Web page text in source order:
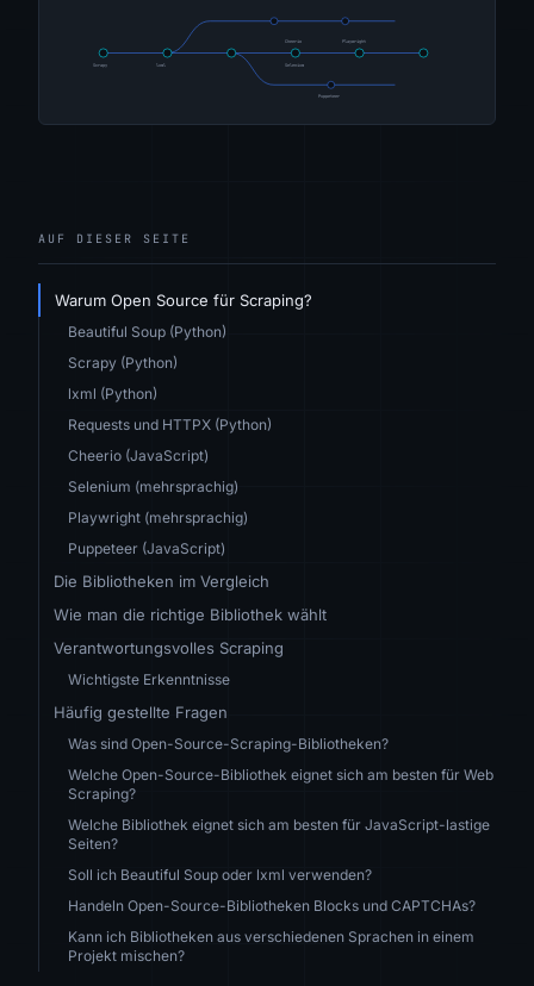
AUF DIESER SEITE
Warum Open Source für Scraping?
Beautiful Soup (Python)
Scrapy (Python)
lxml (Python)
Requests und HTTPX (Python)
Cheerio (JavaScript)
Selenium (mehrsprachig)
Playwright (mehrsprachig)
Puppeteer (JavaScript)
Die Bibliotheken im Vergleich
Wie man die richtige Bibliothek wählt
Verantwortungsvolles Scraping
Wichtigste Erkenntnisse
Häufig gestellte Fragen
Was sind Open-Source-Scraping-Bibliotheken?
Welche Open-Source-Bibliothek eignet sich am besten für Web
Scraping?
Welche Bibliothek eignet sich am besten für JavaScript-lastige
Seiten?
Soll ich Beautiful Soup oder lxml verwenden?
Handeln Open-Source-Bibliotheken Blocks und CAPTCHAs?
Kann ich Bibliotheken aus verschiedenen Sprachen in einem
Projekt mischen?